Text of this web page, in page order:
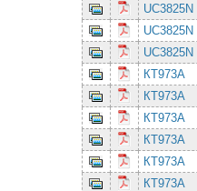
UC3825N
UC3825N
UC3825N
КТ973А
КТ973А
КТ973А
КТ973А
КТ973А
КТ973А